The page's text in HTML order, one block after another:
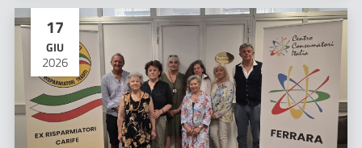
17
GIU
2026